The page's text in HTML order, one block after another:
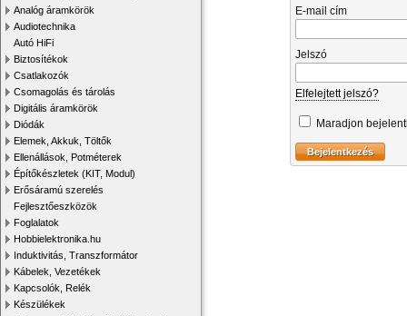
Analóg áramkörök
Audiotechnika
Autó HiFi
Biztosítékok
Csatlakozók
Csomagolás és tárolás
Digitális áramkörök
Diódák
Elemek, Akkuk, Töltők
Ellenállások, Potméterek
Építőkészletek (KIT, Modul)
Erősáramú szerelés
Fejlesztőeszközök
Foglalatok
Hobbielektronika.hu
Induktivitás, Transzformátor
Kábelek, Vezetékek
Kapcsolók, Relék
Készülékek
E-mail cím
Jelszó
Elfelejtett jelszó?
Maradjon